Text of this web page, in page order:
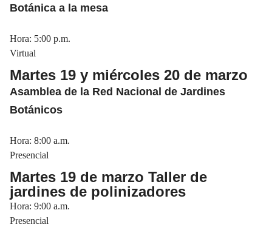
Botánica a la mesa
Hora: 5:00 p.m.
Virtual
Martes 19 y miércoles 20 de marzo
Asamblea de la Red Nacional de Jardines
Botánicos
Hora: 8:00 a.m.
Presencial
Martes 19 de marzo Taller de
jardines de polinizadores
Hora: 9:00 a.m.
Presencial